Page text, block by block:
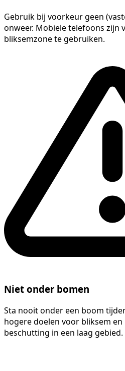
Gebruik bij voorkeur geen
onweer. Mobiele telefoons zijn
bliksemzone te gebruiken.
Niet onder bomen
Sta nooit onder een boom
hogere doelen voor bliksem
beschutting in een laag gebied.